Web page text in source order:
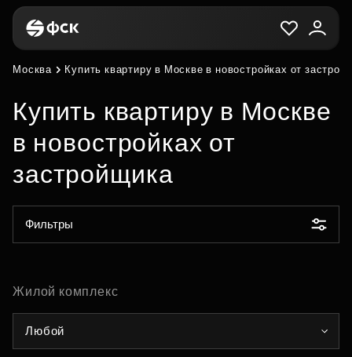
Москва Купить квартиру в Москве в новостройках от
Купить квартиру в Москве
в новостройках от
застройщика
Фильтры
Жилой комплекс
Любой